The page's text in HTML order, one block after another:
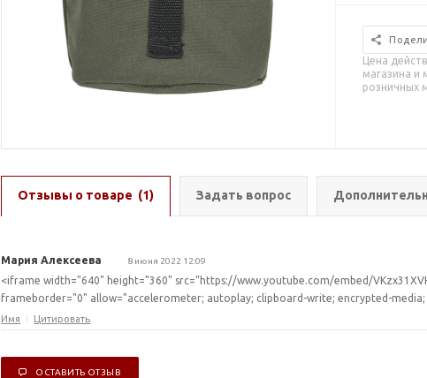
Цена
магазина и
розничных
Отзывы о товаре (1) Задать вопрос
Мария Алексеева 8 июня 2022 12:09
<iframe width="640" height="360" src="https://www.youtube.com/embed/
frameborder="0" allow="accelerometer; autoplay; clipboard-write; encrypted-
Имя Цитировать
ОСТАВИТЬ ОТЗЫВ